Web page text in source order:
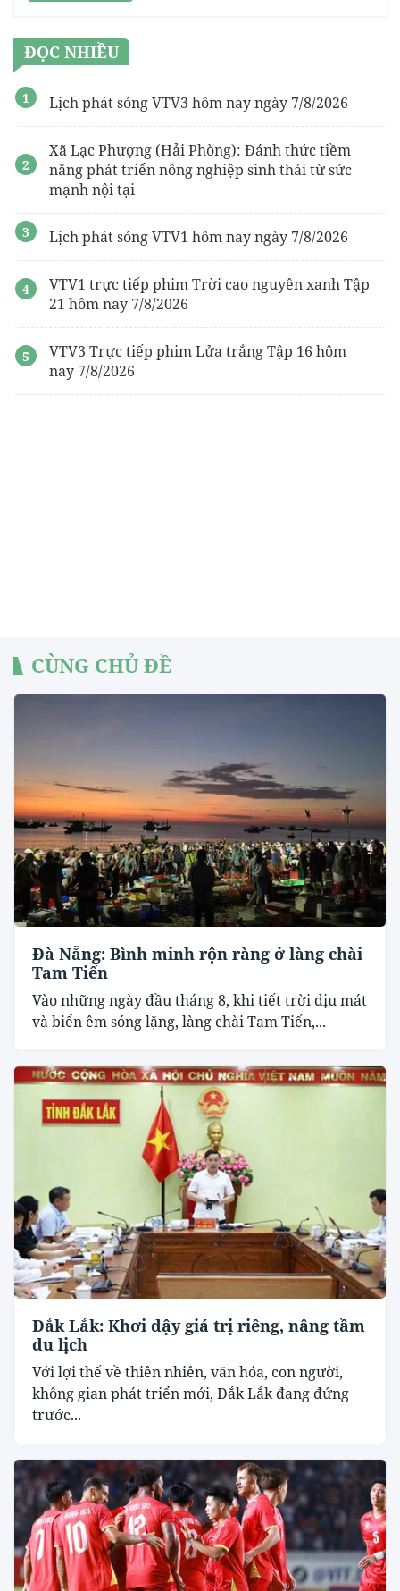
ĐỌC NHIỀU
Lịch phát sóng VTV3 hôm nay ngày 7/8/2026
Xã Lạc Phượng (Hải Phòng): Đánh thức tiềm
năng phát triển nông nghiệp sinh thái từ sức
mạnh nội tại
Lịch phát sóng VTV1 hôm nay ngày 7/8/2026
VTV1 trực tiếp phim Trời cao nguyên xanh Tập
21 hôm nay 7/8/2026
VTV3 Trực tiếp phim Lửa trắng Tập 16 hôm
nay 7/8/2026
CÙNG CHỦ ĐỀ
Đà Nẵng: Bình minh rộn ràng ở làng chài
Tam Tiến
Vào những ngày đầu tháng 8, khi tiết trời dịu mát
và biển êm sóng lặng, làng chài Tam Tiến,...
Đắk Lắk: Khơi dậy giá trị riêng, nâng tầm
du lịch
Với lợi thế về thiên nhiên, văn hóa, con người,
không gian phát triển mới, Đắk Lắk đang đứng
trước...